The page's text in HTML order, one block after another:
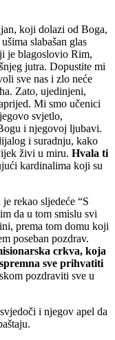
koji dolazi od Boga,
slabašan glas
je blagoslovio Rim,
jutra. Dopustite mi
sve nas i zlo neće
Zato, ujedinjeni,
Mi smo učenici
svjetlo,
i njegovoj ljubavi.
i suradnju, kako
živi u miru. Hvala ti
kardinalima koji su
je rekao sljedeće “S
da u tom smislu svi
prema tom domu koji
poseban pozdrav.
crkva, koja
sve prihvatiti
pozdraviti sve u
i njegov apel da